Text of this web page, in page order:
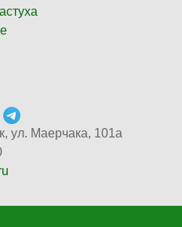
ул. Маерчака, 101а